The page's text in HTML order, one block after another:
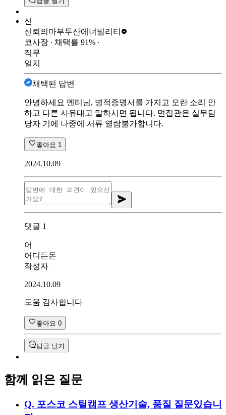
신
신뢰의마부두산에너빌리티
코사장 ∙ 채택률 91% ∙
직무
일치
채택된 답변
안녕하세요 멘티님, 병적증명서를 가지고 오란 소리 안
하고 다른 사유대고 말하시면 됩니다. 면접관은 실무담
당자 기에 나중에 서류 열람불가합니다.
좋아요 1
2024.10.09
댓글 1
어
어디든돈
작성자
2024.10.09
도움 감사합니다
좋아요 0
답글 달기
함께 읽은 질문
Q. 포스코 스틸캠프 생산기술, 품질 질문있습니